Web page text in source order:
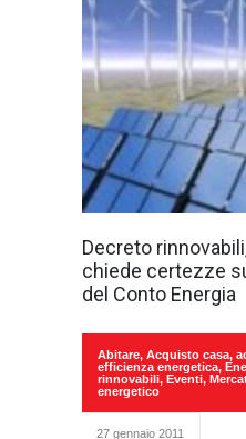
Decreto
chiede certezze
del Conto Energia
Abitare, Acquisto casa,
efficienza energetica,
rinnovabili, Eventi,
energetico
27 gennaio 2011